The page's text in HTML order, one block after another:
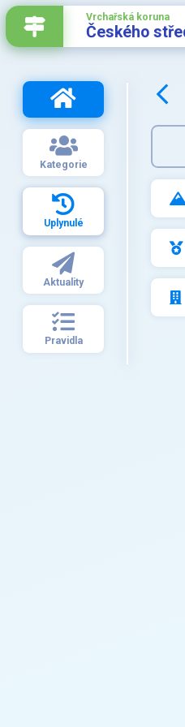
Vrchařská koruna
Českého
Kategorie
Uplynulé
Aktuality
Pravidla